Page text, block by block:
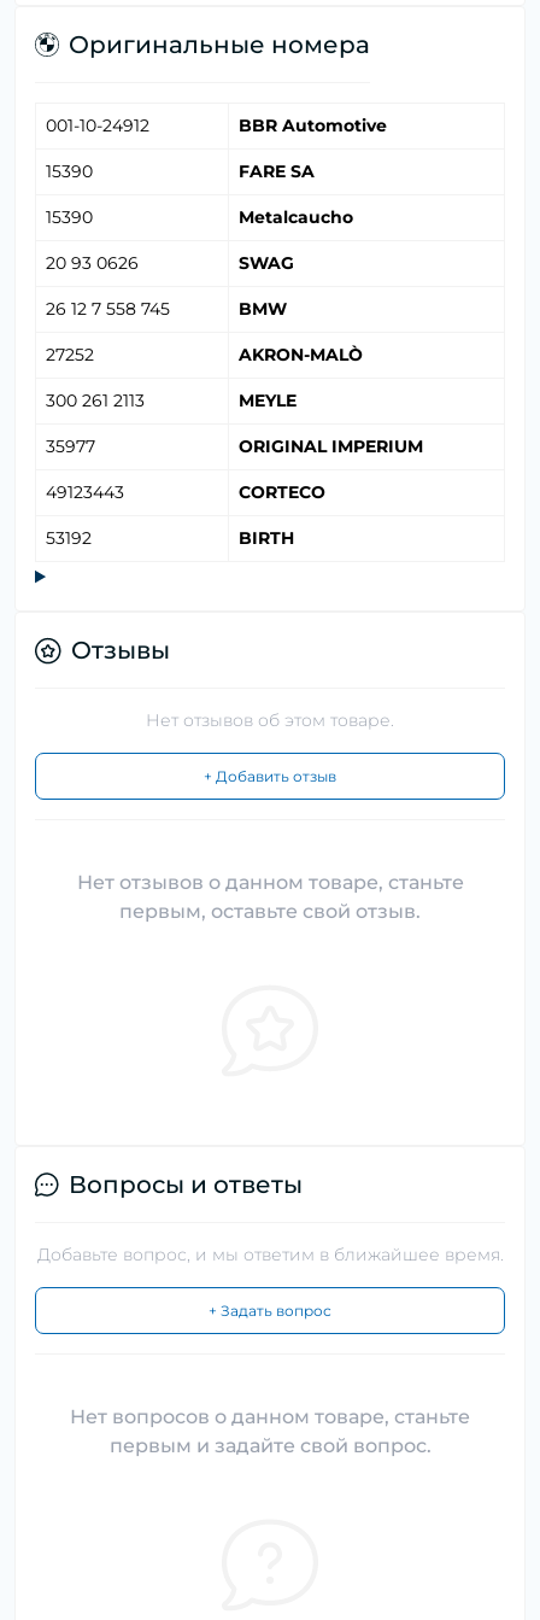
Оригинальные номера
001-10-24912 BBR Automotive
15390 FARE SA
15390 Metalcaucho
20 93 0626 SWAG
26 12 7 558 745 BMW
27252 AKRON-MALÒ
300 261 2113 MEYLE
35977 ORIGINAL IMPERIUM
49123443 CORTECO
53192 BIRTH
Отзывы
Нет отзывов об этом товаре.
+ Добавить отзыв
Нет отзывов о данном товаре, станьте
первым, оставьте свой отзыв.
Вопросы и ответы
Добавьте вопрос, и мы ответим в ближайшее время.
+ Задать вопрос
Нет вопросов о данном товаре, станьте
первым и задайте свой вопрос.